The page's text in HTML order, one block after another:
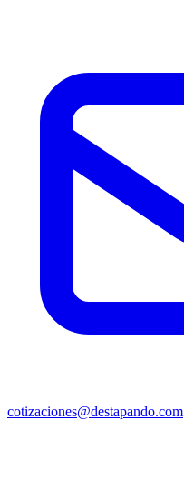
cotizaciones@destapando.com